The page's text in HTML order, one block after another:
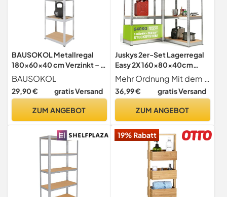
BAUSOKOL Metallregal
180x60x40 cm Verzinkt – 5
MDF Böden – Tragkraft
875kg – Lagerregal,
Werkstattregal,
Schwerlastregal,
BAUSOKOL
29,90 € gratis Versand
ZUM ANGEBOT
Juskys 2er-Set Lagerregal
Easy 2X 160x80x40cm
(HxBxT) | 640kg Traglast | 8
Böden | Metall
Schwerlastregal
Regal Regalsystem
Mehr Ordnung Mit dem 2er Lagerregal Set Easy bringen Sie Ordnung in Keller, Garage, Werkstatt, Lager oder Abstellkammer. Ideal zur Aufbewahrung von Gartenzubehör, Werkzeug, Vorräte, Getränke oder Aktenordner.
36,99 € gratis Versand
ZUM ANGEBOT
19% Rabatt